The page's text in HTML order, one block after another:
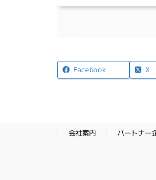
Facebook X
会社案内 パートナー